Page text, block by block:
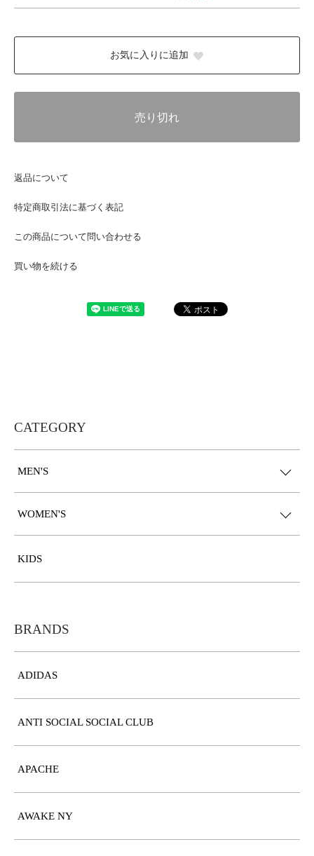
お気に入りに追加
売り切れ
返品について
特定商取引法に基づく表記
この商品について問い合わせる
買い物を続ける
CATEGORY
MEN'S
WOMEN'S
KIDS
BRANDS
ADIDAS
ANTI SOCIAL SOCIAL CLUB
APACHE
AWAKE NY